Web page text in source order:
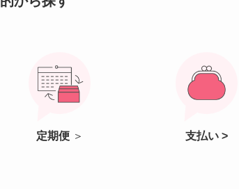
定期便＞ 支払い >